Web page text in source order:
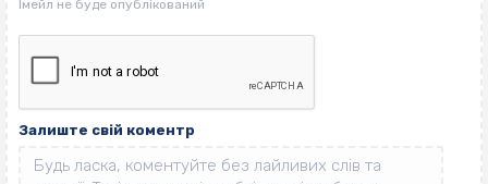
Залиште свій коментр